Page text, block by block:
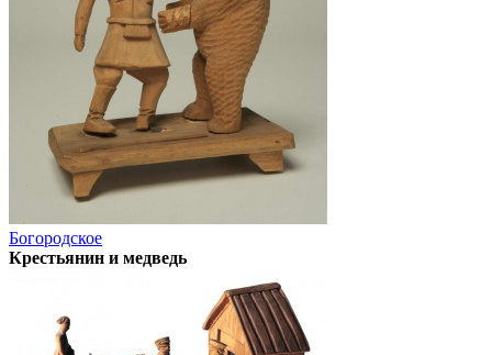
Богородское
Крестьянин и медведь